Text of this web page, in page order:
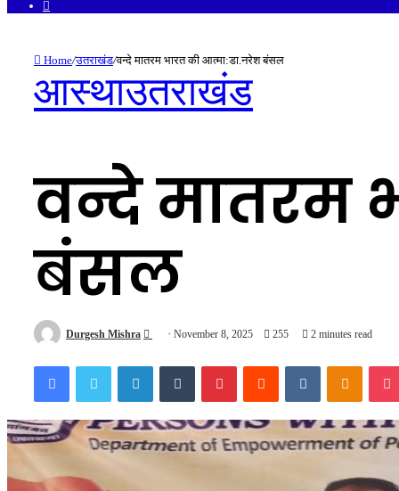
Home/उतराखंड/वन्दे मातरम भारत की आत्मा:डा.नरेश बंसल
आस्थाउतराखंड
वन्दे मातरम
बंसल
Durgesh Mishra
Send November 8, 2025 255 2 minutes read
FacebookTwitter LinkedInTumblr PinterestReddit VKontakte